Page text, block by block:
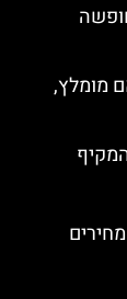
מומלץ,